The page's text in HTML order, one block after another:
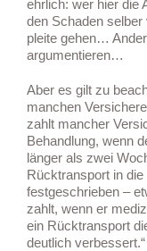
ehrlich: wer hier die
den Schaden
pleite gehen…
argumentieren…
Aber es gilt zu
manchen
zahlt mancher
Behandlung, wenn
länger als zwei
Rücktransport in
festgeschrieben –
zahlt, wenn er
ein Rücktransport
deutlich verbessert.“